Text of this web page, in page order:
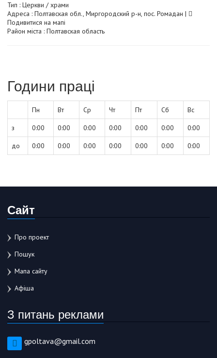
Тип : Церкви / храми
Адреса : Полтавская обл., Миргородский р-н, пос. Ромадан |
Подивитися на мапі
Район міста : Полтавская область
Години праці
Пн Вт Ср Чт Пт Сб Вс
з 0:00 0:00 0:00 0:00 0:00 0:00 0:00
до 0:00 0:00 0:00 0:00 0:00 0:00 0:00
Сайт
Про проект
Пошук
Мапа сайту
Афіша
З питань реклами
gpoltava@gmail.com